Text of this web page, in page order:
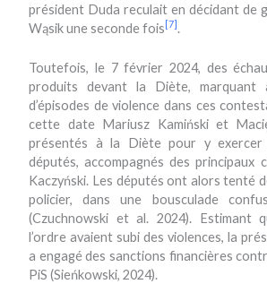
président Duda reculait en décidant de
Wąsik une seconde fois [7] .
Toutefois, le 7 février 2024, des
produits devant la Diète, marquant
d’épisodes de violence dans ces
cette date Mariusz Kamiński et
présentés à la Diète pour y exercer
députés, accompagnés des principaux
Kaczyński. Les députés ont alors tenté
policier, dans une bousculade
(Czuchnowski et al. 2024). Estimant
l’ordre avaient subi des violences, la
a engagé des sanctions financières
PiS (Sieńkowski, 2024).